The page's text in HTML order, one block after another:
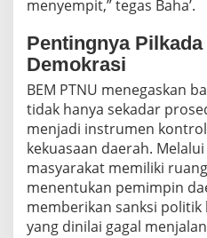
menyempit,” tegas Baha’.
Pentingnya
Demokrasi
BEM PTNU menegaskan
tidak hanya sekadar
menjadi instrumen
kekuasaan daerah.
masyarakat memiliki
menentukan pemimpin
memberikan sanksi politik
yang dinilai gagal